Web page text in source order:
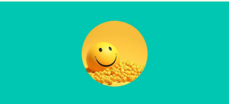
Acesse nossas redes sociais e nos ajude compartilhando
nossos posts e nosso site!
acesse nosso instagram